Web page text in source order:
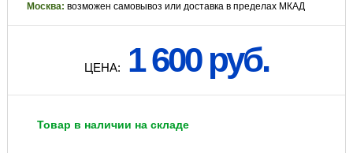
Москва: возможен самовывоз или доставка в пределах МКАД
ЦЕНА: 1 600 руб.
Товар в наличии на складе